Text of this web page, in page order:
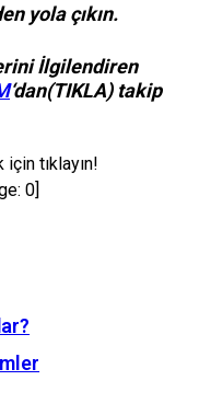
yola çıkın.
İlgilendiren
‘dan(TIKLA) takip
tıklayın!
0]